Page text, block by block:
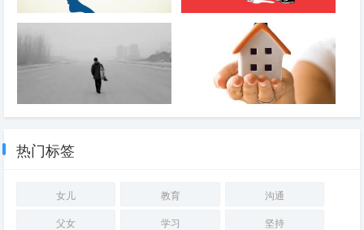
今天长知识了！ 沉没成本和富人思维
热门标签
女儿 教育
沟通
父女
学习
坚持